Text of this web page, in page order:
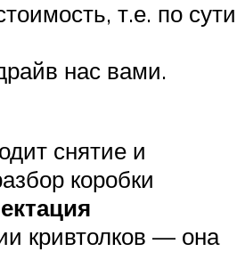
т.е. по сути
нас вами.
снятие и
коробки
кривтолков — она